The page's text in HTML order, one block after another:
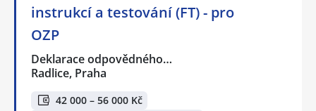
instrukcí a testování (FT) - pro
OZP
Deklarace odpovědného…
Radlice, Praha
42 000 – 56 000 Kč